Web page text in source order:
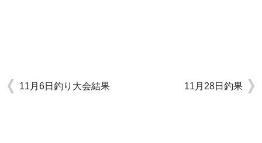
11月6日釣り大会結果 11月28日釣果